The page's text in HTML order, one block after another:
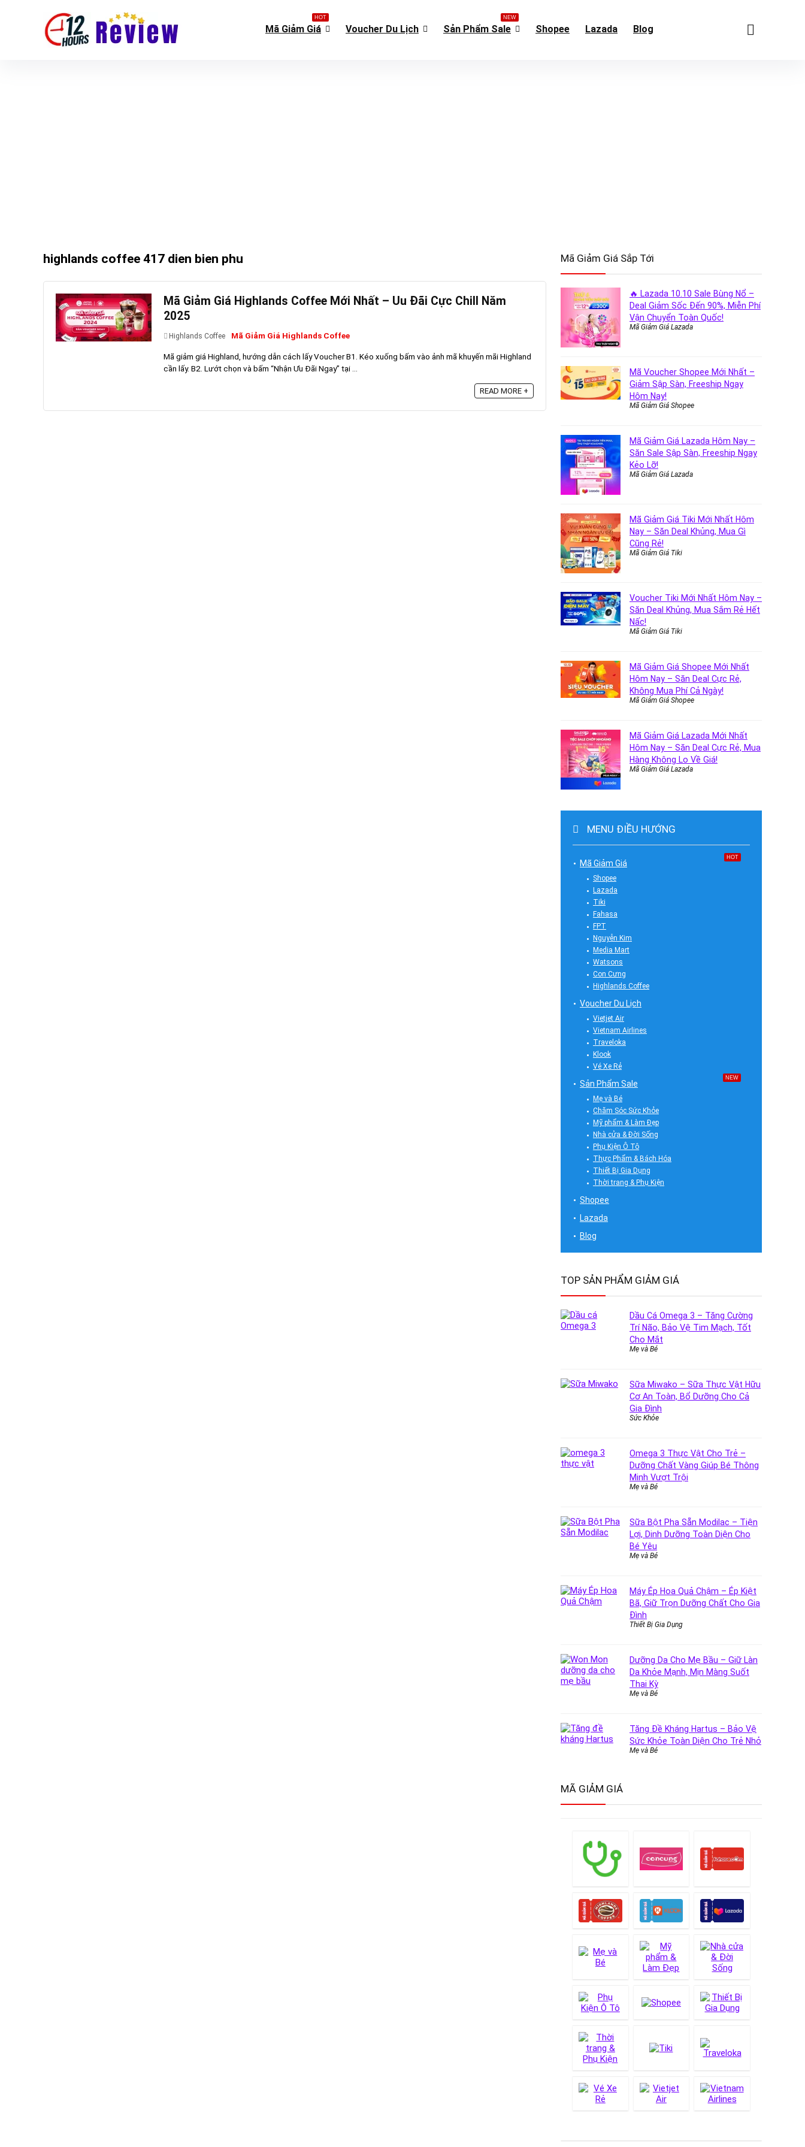
Mã Giảm Giá
HOT
Voucher Du Lịch Sản Phẩm Sale
NEW
Shopee Lazada Blog
highlands coffee 417 dien bien phu
Mã Giảm Giá Highlands Coffee Mới Nhất – Uu Đãi Cực Chill Năm
2025
Highlands Coffee Mã Giảm Giá Highlands Coffee
Mã giảm giá Highland, hướng dẫn cách lấy Voucher B1. Kéo xuống bấm vào ảnh mã khuyến mãi Highland
cần lấy. B2. Lướt chọn và bấm “Nhận Ưu Đãi Ngay” tại ...
READ MORE +
Mã Giảm Giá Sắp Tới
🔥 Lazada 10.10 Sale Bùng Nổ –
Deal Giảm Sốc Đến 90%, Miễn Phí
Vận Chuyển Toàn Quốc!
Mã Giảm Giá Lazada
Mã Voucher Shopee Mới Nhất –
Giảm Sập Sàn, Freeship Ngay
Hôm Nay!
Mã Giảm Giá Shopee
Mã Giảm Giá Lazada Hôm Nay –
Săn Sale Sập Sàn, Freeship Ngay
Kẻo Lỡ!
Mã Giảm Giá Lazada
Mã Giảm Giá Tiki Mới Nhất Hôm
Nay – Săn Deal Khủng, Mua Gì
Cũng Rẻ!
Mã Giảm Giá Tiki
Voucher Tiki Mới Nhất Hôm Nay –
Săn Deal Khủng, Mua Sắm Rẻ Hết
Nấc!
Mã Giảm Giá Tiki
Mã Giảm Giá Shopee Mới Nhất
Hôm Nay – Săn Deal Cực Rẻ,
Không Mua Phí Cả Ngày!
Mã Giảm Giá Shopee
Mã Giảm Giá Lazada Mới Nhất
Hôm Nay – Săn Deal Cực Rẻ, Mua
Hàng Không Lo Về Giá!
Mã Giảm Giá Lazada
MENU ĐIỀU HƯỚNG
Mã Giảm Giá
HOT
Shopee
Lazada
Tiki
Fahasa
FPT
Nguyễn Kim
Media Mart
Watsons
Con Cưng
Highlands Coffee
Voucher Du Lịch
Vietjet Air
Vietnam Airlines
Traveloka
Klook
Vé Xe Rẻ
Sản Phẩm Sale
NEW
Mẹ và Bé
Chăm Sóc Sức Khỏe
Mỹ phẩm & Làm Đẹp
Nhà cửa & Đời Sống
Phụ Kiện Ô Tô
Thực Phẩm & Bách Hóa
Thiết Bị Gia Dụng
Thời trang & Phụ Kiện
Shopee
Lazada
Blog
TOP SẢN PHẨM GIẢM GIÁ
Dầu Cá Omega 3 – Tăng Cường
Trí Não, Bảo Vệ Tim Mạch, Tốt
Cho Mắt
Mẹ và Bé
Sữa Miwako – Sữa Thực Vật Hữu
Cơ An Toàn, Bổ Dưỡng Cho Cả
Gia Đình
Sức Khỏe
Omega 3 Thực Vật Cho Trẻ –
Dưỡng Chất Vàng Giúp Bé Thông
Minh Vượt Trội
Mẹ và Bé
Sữa Bột Pha Sẵn Modilac – Tiện
Lợi, Dinh Dưỡng Toàn Diện Cho
Bé Yêu
Mẹ và Bé
Máy Ép Hoa Quả Chậm – Ép Kiệt
Bã, Giữ Trọn Dưỡng Chất Cho Gia
Đình
Thiết Bị Gia Dụng
Dưỡng Da Cho Mẹ Bầu – Giữ Làn
Da Khỏe Mạnh, Mịn Màng Suốt
Thai Kỳ
Mẹ và Bé
Tăng Đề Kháng Hartus – Bảo Vệ
Sức Khỏe Toàn Diện Cho Trẻ Nhỏ
Mẹ và Bé
MÃ GIẢM GIÁ